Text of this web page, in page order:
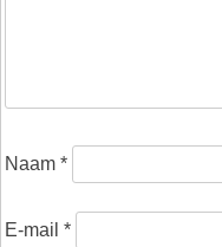
Naam *
E-mail *